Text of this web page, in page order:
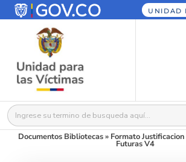
UNIDAD
Buscar:
Documentos Bibliotecas» Formato
Futuras V4